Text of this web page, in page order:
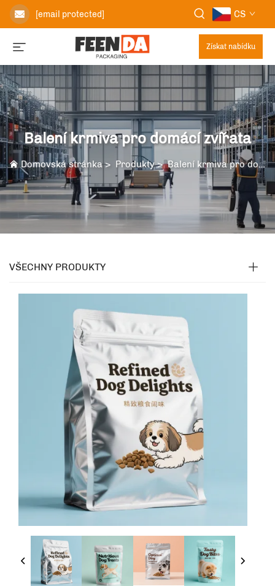
[email protected] CS
Získat nabídku
Balení krmiva pro domácí zvířata
Domovská stránka> Produkty>Balení krmiva pro domácí zvířata
VŠECHNY PRODUKTY